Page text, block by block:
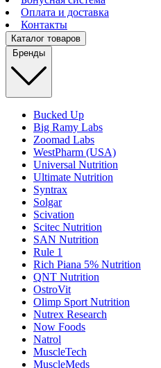
Оплата и доставка
Контакты
Каталог товаров
Бренды
Bucked Up
Big Ramy Labs
Zoomad Labs
WestPharm (USA)
Universal Nutrition
Ultimate Nutrition
Syntrax
Solgar
Scivation
Scitec Nutrition
SAN Nutrition
Rule 1
Rich Piana 5% Nutrition
QNT Nutrition
OstroVit
Olimp Sport Nutrition
Nutrex Research
Now Foods
Natrol
MuscleTech
MuscleMeds